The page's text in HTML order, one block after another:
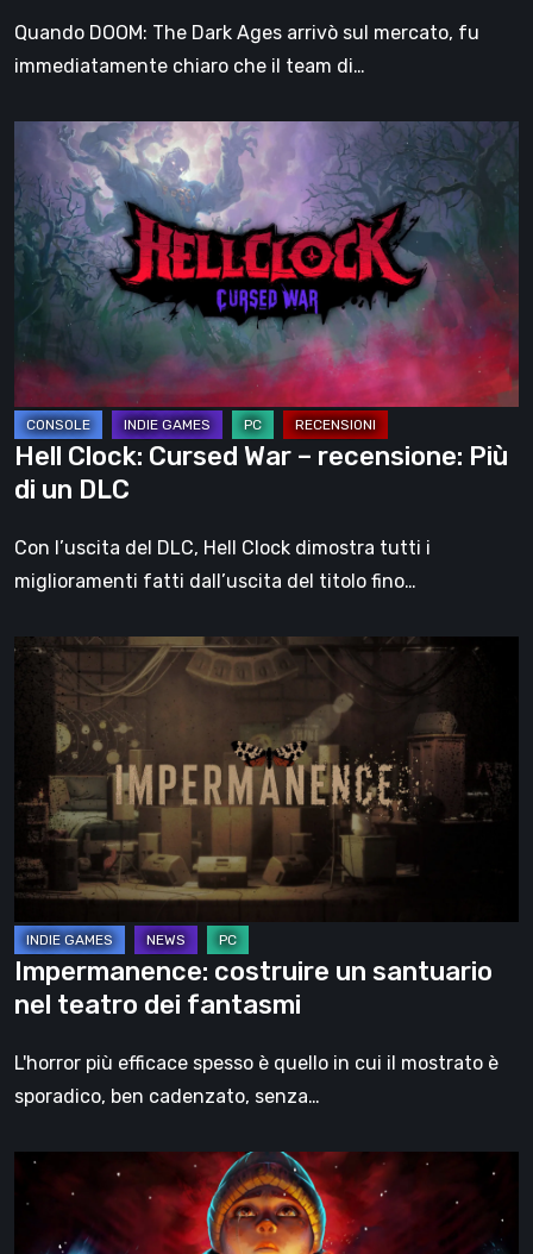
dello
Slayer?
Quando DOOM: The Dark Ages arrivò sul mercato, fu
immediatamente chiaro che il team di…
Clock:
Cursed
War
–
recensione:
di
un
DLC
Hell Clock: Cursed War – recensione: Più
di un DLC
Con l’uscita del DLC, Hell Clock dimostra tutti i
miglioramenti fatti dall’uscita del titolo fino…
Impermanence:
costruire
santuario
nel
teatro
dei
fantasmi
Impermanence: costruire un santuario
nel teatro dei fantasmi
L'horror più efficace spesso è quello in cui il mostrato è
sporadico, ben cadenzato, senza…
Hollow
Home